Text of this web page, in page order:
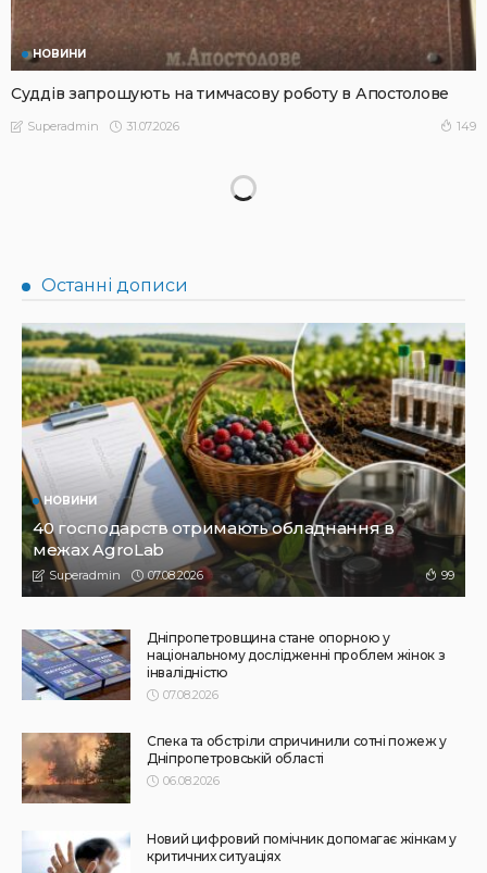
НОВИНИ
Суддів запрошують на тимчасову роботу в Апостолове
Superadmin 31.07.2026 149
НОВИНИ
Не їжте біля шкірки: фахівці розповіли, як безпечно
ласувати кавунами
Superadmin 31.07.2026 189
ПРЕС РЕЛІЗИ